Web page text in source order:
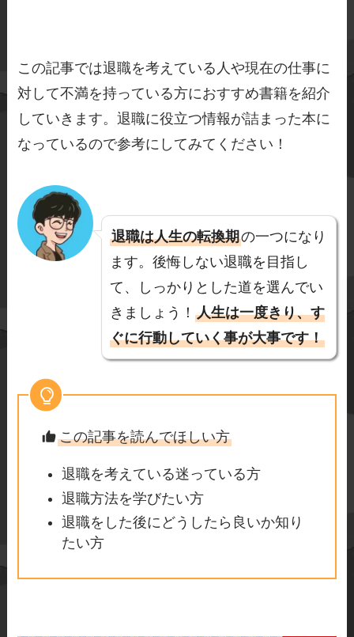
この記事では退職を考えている人や現在の仕事に
対して不満を持っている方におすすめ書籍を紹介
していきます。退職に役立つ情報が詰まった本に
なっているので参考にしてみてください！
退職は人生の転換期の一つになり
ます。後悔しない退職を目指し
て、しっかりとした道を選んでい
きましょう！人生は一度きり、す
ぐに行動していく事が大事です！
この記事を読んでほしい方
退職を考えている迷っている方
退職方法を学びたい方
退職をした後にどうしたら良いか知り
たい方